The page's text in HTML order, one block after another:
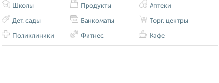
Школы
Дет. сады
Поликлиники
Продукты
Банкоматы
Фитнес
Аптеки
Торг. центры
Кафе